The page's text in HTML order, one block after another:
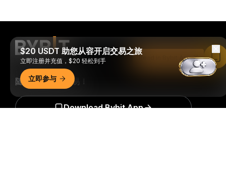
随时随地进行交易！
Download Bybit App
$20 USDT 助您从容开启交易之旅
立即注册并充值，$20 轻松到手
立即参与
Read in Bybit App